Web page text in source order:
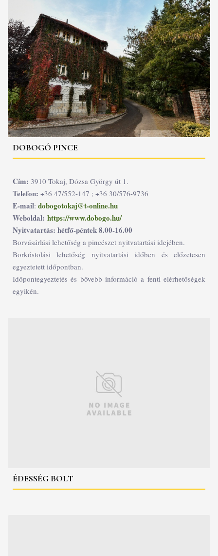
DOBOGÓ PINCE
Cím: 3910 Tokaj, Dózsa György út 1.
Telefon: +36 47/552-147 ; +36 30/576-9736
E-mail: dobogotokaj@t-online.hu
Weboldal: https://www.dobogo.hu/
Nyitvatartás: hétfő-péntek 8.00-16.00
Borvásárlási lehetőség a pincészet nyitvatartási idejében.
Borkóstolási lehetőség nyitvatartási időben és előzetesen
egyeztetett időpontban.
Időpontegyeztetés és bővebb információ a fenti elérhetőségek
egyikén.
ÉDESSÉG BOLT